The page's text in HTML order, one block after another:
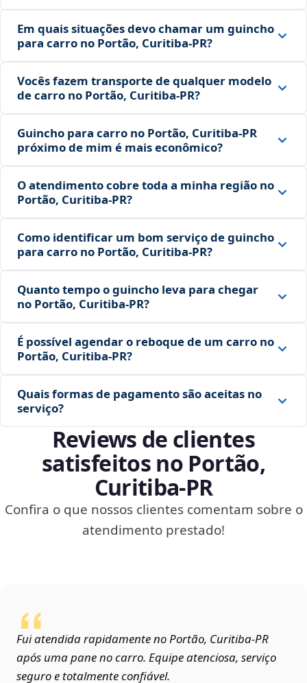
Em quais situações devo chamar um guincho
para carro no Portão, Curitiba‑PR?
Vocês fazem transporte de qualquer modelo
de carro no Portão, Curitiba‑PR?
Guincho para carro no Portão, Curitiba‑PR
próximo de mim é mais econômico?
O atendimento cobre toda a minha região no
Portão, Curitiba‑PR?
Como identificar um bom serviço de guincho
para carro no Portão, Curitiba‑PR?
Quanto tempo o guincho leva para chegar
no Portão, Curitiba‑PR?
É possível agendar o reboque de um carro no
Portão, Curitiba‑PR?
Quais formas de pagamento são aceitas no
serviço?
Reviews de clientes
satisfeitos no Portão,
Curitiba‑PR
Confira o que nossos clientes comentam sobre o
atendimento prestado!
Fui atendida rapidamente no Portão, Curitiba‑PR
após uma pane no carro. Equipe atenciosa, serviço
seguro e totalmente confiável.